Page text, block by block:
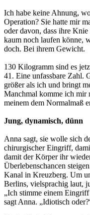
Ich habe keine Ahnung,
Operation? Sie hatte mir
oder davon, dass ihre
kaum noch laufen könne,
doch. Bei ihrem Gewicht.
130 Kilogramm sind es
41. Eine unfassbare Zahl.
größer als ich und bringt
Manchmal komme ich mir
meinem dem Normalmaß
Jung, dynamisch, dünn
Anna sagt, sie wolle sich
chirurgischer Eingriff,
damit der Körper ihr
Überlebenschancen
Kanal in Kreuzberg. Um
Berlins, vielsprachig laut,
„Ich stimme einem
sagt Anna. „Idiotisch